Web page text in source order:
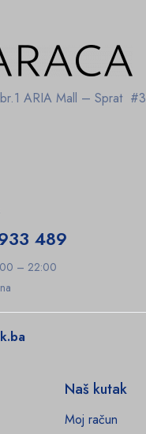
ARIA Mall – Sprat #3
489
– 22:00
Naš kutak
Moj račun